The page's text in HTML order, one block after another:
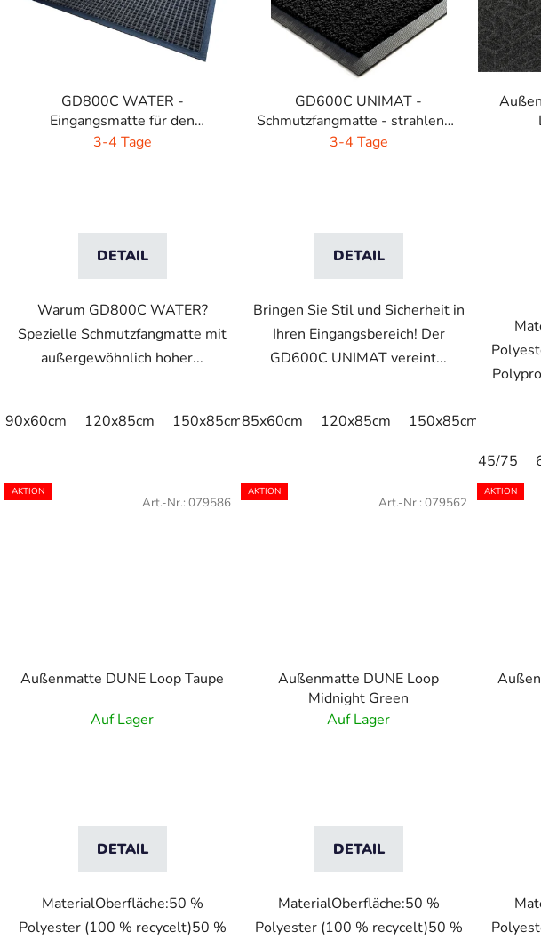
o
r
t
GD800C WATER -
Eingangsmatte für den
Aussenbereich - braun -
3-4 Tage
DETAIL
Warum GD800C WATER?
Spezielle Schmutzfangmatte mit
außergewöhnlich hoher...
90x60cm 120x85cm 150x85cm 175x115cm 240x115cm
GD600C UNIMAT -
Schmutzfangmatte - strahlende
Farben
3-4 Tage
DETAIL
Bringen Sie Stil und Sicherheit in
Ihren Eingangsbereich! Der
GD600C UNIMAT vereint...
85x60cm 120x85cm 150x85cm
45/75
AKTION
Außenmatte DUNE Loop Taupe
Auf Lager
DETAIL
MaterialOberfläche:50 %
Polyester (100 % recycelt)50 %
Art.-Nr.: 079586
AKTION
Außenmatte DUNE Loop
Midnight Green
Auf Lager
DETAIL
MaterialOberfläche:50 %
Polyester (100 % recycelt)50 %
Art.-Nr.: 079562
AKTION